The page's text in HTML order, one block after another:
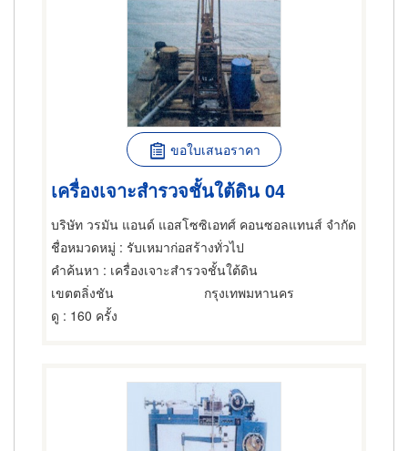
ขอใบเสนอราคา
เครื่องเจาะสำรวจชั้นใต้ดิน 04
บริษัท วรมัน แอนด์ แอสโซซิเอทศ์ คอนซอลแทนส์ จำกัด
ชื่อหมวดหมู่ : รับเหมาก่อสร้างทั่วไป
คำค้นหา : เครื่องเจาะสำรวจชั้นใต้ดิน
เขตตลิ่งชัน
กรุงเทพมหานคร
ดู : 160 ครั้ง